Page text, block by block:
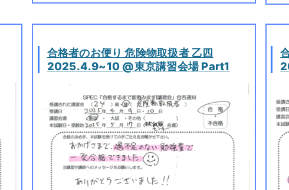
合格者のお便り 危険物取扱者 乙四
2025.4.9~10 @東京講習会場 Part1